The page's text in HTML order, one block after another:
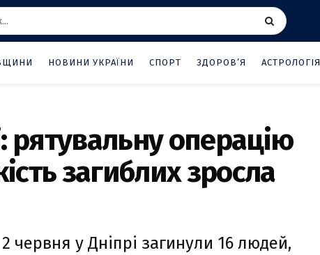
НОВИНИ УКРАЇНИ СПОРТ ЗДОРОВ’Я АСТРОЛОГІЯ
рятувальну операцію
загиблих зросла
червня у Дніпрі загинули 16 людей,